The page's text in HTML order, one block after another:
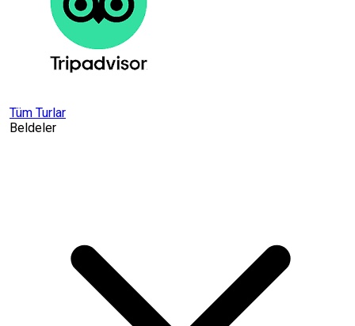
Tüm Turlar
Beldeler